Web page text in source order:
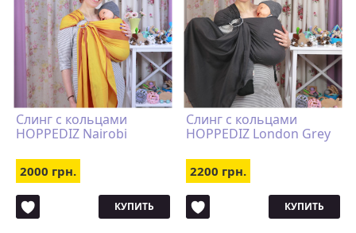
Слинг с кольцами
HOPPEDIZ Nairobi
2000 грн.
КУПИТЬ
Слинг с кольцами
HOPPEDIZ London Grey
2200 грн.
КУПИТЬ